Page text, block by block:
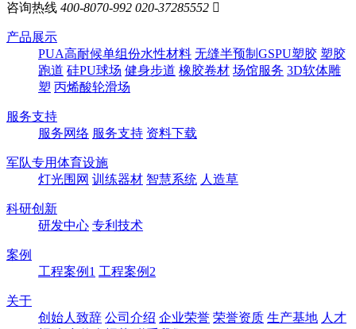
咨询热线 400-8070-992 020-37285552 
产品展示
PUA高耐候单组份水性材料 无缝半预制GSPU塑胶 塑胶
跑道 硅PU球场 健身步道 橡胶卷材 场馆服务 3D软体雕
塑 丙烯酸轮滑场
服务支持
服务网络 服务支持 资料下载
军队专用体育设施
灯光围网 训练器材 智慧系统 人造草
科研创新
研发中心 专利技术
案例
工程案例1 工程案例2
关于
创始人致辞 公司介绍 企业荣誉 荣誉资质 生产基地 人才